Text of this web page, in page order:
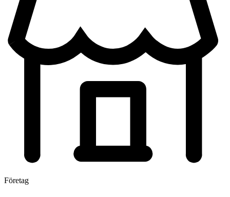
Företag